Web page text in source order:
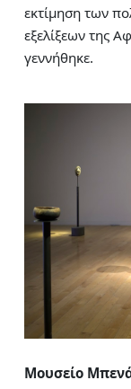
εκτίμηση των
εξελίξεων της
γεννήθηκε.
Μουσείο